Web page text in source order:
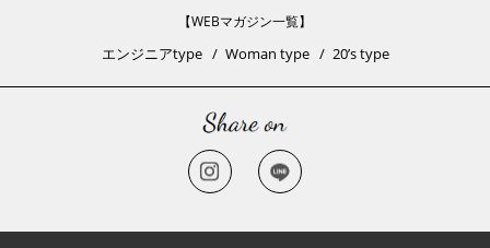
【WEBマガジン一覧】
エンジニアtype Woman type 20’s type